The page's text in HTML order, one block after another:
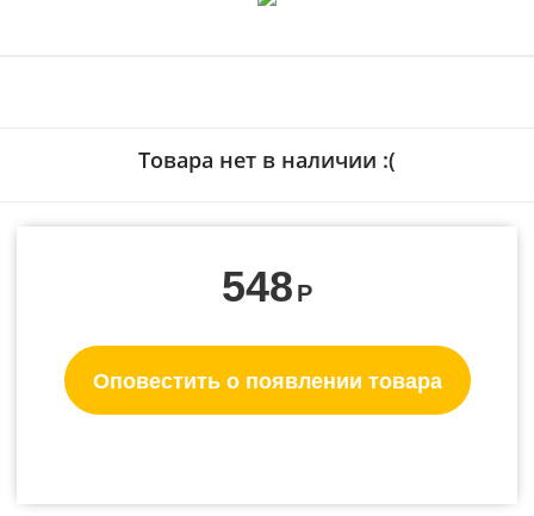
Товара нет в наличии :(
548 Р
Оповестить о появлении товара